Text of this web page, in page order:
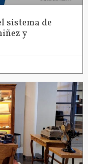
sistema de
y